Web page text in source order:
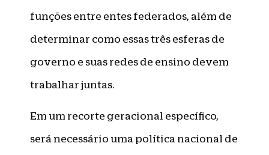
funções entre entes federados, além de
determinar como essas três esferas de
governo e suas redes de ensino devem
trabalhar juntas.
Em um recorte geracional específico,
será necessário uma política nacional de